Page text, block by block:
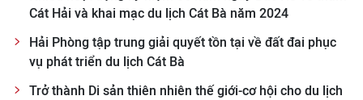
Cát Hải và khai mạc du lịch Cát Bà năm 2024
Hải Phòng tập trung giải quyết tồn tại về đất đai phục
vụ phát triển du lịch Cát Bà
Trở thành Di sản thiên nhiên thế giới-cơ hội cho du lịch